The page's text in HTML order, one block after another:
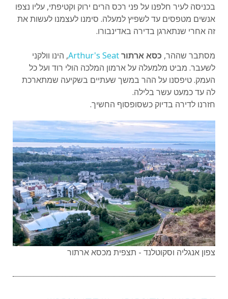
בכניסה לעיר חלפנו על פני רכס הרים ירוק וקטיפתי, עליו נצפו
אנשים מטפסים עד לשפיץ למעלה. סימנו לעצמנו לעשות את
זה אחרי שנתארגן בדירה באדינבורו.
מסתבר שההר, כסא ארתורArthur's Seat, הינו וולקני
לשעבר. מביט מלמעלה על ארמון המלכה הולי רוד ועל כל
העמק. טיפסנו על ההר במשך שעתיים בשקיעה שמתארכת
לה עד כמעט עשר בלילה.
חזרנו לדירה בדיוק כשסופסוף החשיך.
צפון אנגליה וסקוטלנד - תצפית מכסא ארתור